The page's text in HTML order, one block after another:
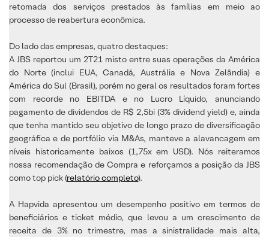
retomada dos serviços prestados às famílias em meio ao
processo de reabertura econômica.
Do lado das empresas, quatro destaques:
A JBS reportou um 2T21 misto entre suas operações da América
do Norte (inclui EUA, Canadá, Austrália e Nova Zelândia) e
América do Sul (Brasil), porém no geral os resultados foram fortes
com recorde no EBITDA e no Lucro Líquido, anunciando
pagamento de dividendos de R$ 2,5bi (3% dividend yield) e, ainda
que tenha mantido seu objetivo de longo prazo de diversificação
geográfica e de portfólio via M&As, manteve a alavancagem em
níveis historicamente baixos (1,75x em USD). Nós reiteramos
nossa recomendação de Compra e reforçamos a posição da JBS
como top pick (relatório completo).
A Hapvida apresentou um desempenho positivo em termos de
beneficiários e ticket médio, que levou a um crescimento de
receita de 3% no trimestre, mas a sinistralidade mais alta,